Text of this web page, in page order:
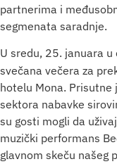
partnerima i
segmenata saradnje.
U sredu, 25. januara u
svečana večera za
hotelu Mona. Prisutne
sektora nabavke
su gosti mogli da
muzički performans
glavnom skeču našeg